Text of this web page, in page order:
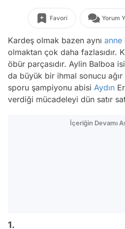
Favori Yorum
Kardeş olmak bazen aynı anne
olmaktan çok daha fazlasıdır.
öbür parçasıdır. Aylin Balboa
da büyük bir ihmal sonucu
sporu şampiyonu abisi Aydın
verdiği mücadeleyi dün satır
İçeriğin Devamı
1.